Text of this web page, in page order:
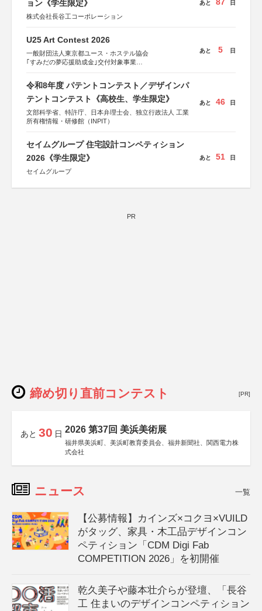
ョン《学生限定》
株式会社長谷工コーポレーション
あと 日
U25 Art Contest 2026
一般財団法人東京都ユース・ホステル協会
｢すみだの夢応援助成金｣交付対象事業
あと 5 日
令和8年度 パテントコンテスト／デザインパ
テントコンテスト《高校生、学生限定》
文部科学省、特許庁、日本弁理士会、独立行政法人 工業
所有権情報・研修館（INPIT）
あと 46 日
セイムグループ 住宅設計コンペティション
2026《学生限定》
セイムグループ
あと 51 日
PR
締め切り直前コンテスト [PR]
あと 30 日 2026 第37回 美浜美術展
福井県美浜町、美浜町教育委員会、福井新聞社、関西電力株
式会社
ニュース 一覧
【公募情報】カインズ×コクヨ×VUILD
がタッグ、家具・木工品デザインコン
ペティション「CDM Digi Fab
COMPETITION 2026」を初開催
乾久美子や藤本壮介らが登壇、「長谷
工 住まいのデザインコンペティション